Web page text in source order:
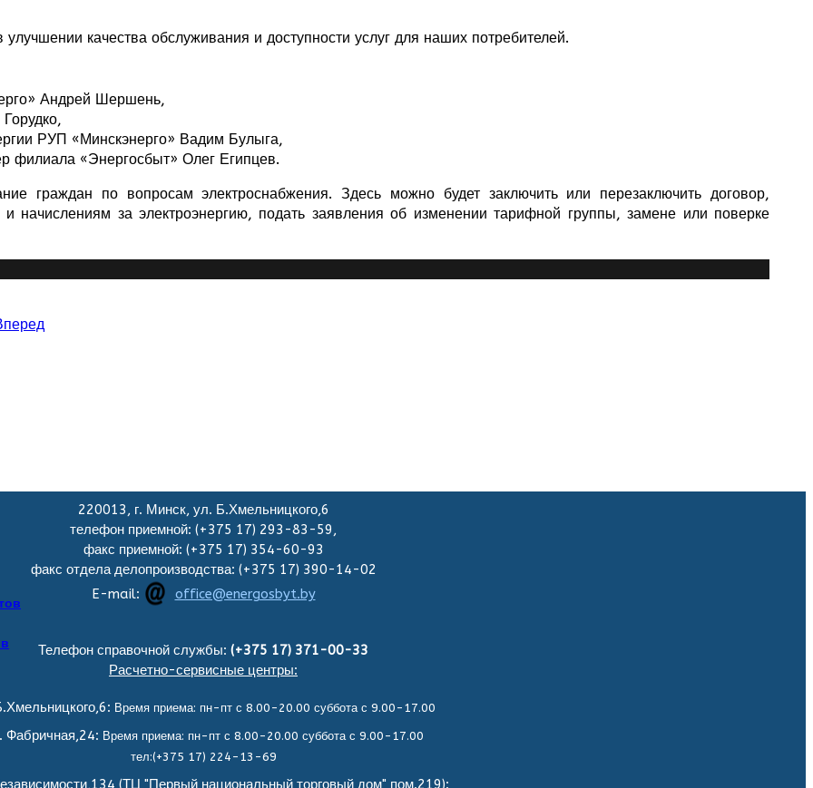
качества обслуживания и доступности услуг для наших потребителей.
Андрей Шершень,
РУП «Минскэнерго» Вадим Булыга,
филиала «Энергосбыт» Олег Египцев.
граждан по вопросам электроснабжения. Здесь можно будет заключить или перезаключить договор,
начислениям за электроэнергию, подать заявления об изменении тарифной группы, замене или поверке
220013, г. Минск, ул. Б.Хмельницкого,6
телефон приемной: (+375 17) 293-83-59,
факс приемной: (+375 17) 354-60-93
факс отдела делопроизводства: (+375 17) 390-14-02
E-mail:
office@energosbyt.by
Телефон справочной службы: (+375 17) 371-00-33
Расчетно-сервисные центры:
Время приема: пн-пт с 8.00-20.00 суббота с 9.00-17.00
Фабричная,24: Время приема: пн-пт с 8.00-20.00 суббота с 9.00-17.00
тел:(+375 17) 224-13-69
(ТЦ "Первый национальный торговый дом" пом.219):